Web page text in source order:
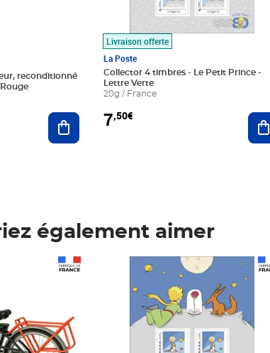
reconditionné
Ajouter au panier
Livraison offerte
La Poste
Collector 4 timbres - Le Petit Prince -
Lettre Verte
20g / France
7,50€
également aimer
Prix 7,50€